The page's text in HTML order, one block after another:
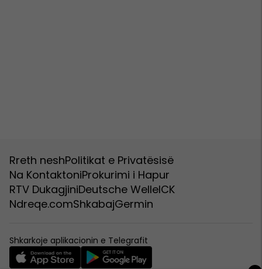
Rreth neshPolitikat e Privatësisë
Na KontaktoniProkurimi i Hapur
RTV DukagjiniDeutsche WelleICK
Ndreqe.comShkabajGermin
Shkarkoje aplikacionin e Telegrafit